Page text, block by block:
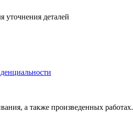
уточнения деталей
а также произведенных работах.